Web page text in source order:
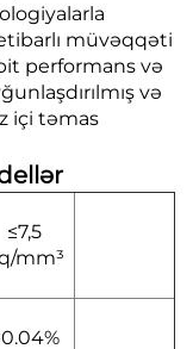
müvəqqəti
performans və
və
içi təmas
≤7,5
mm³